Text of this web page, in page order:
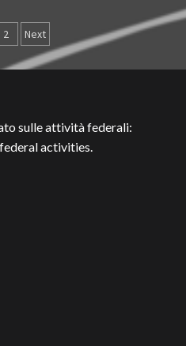
2 Next
sulle attività federali:
activities.